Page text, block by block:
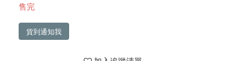
售完
貨到通知我